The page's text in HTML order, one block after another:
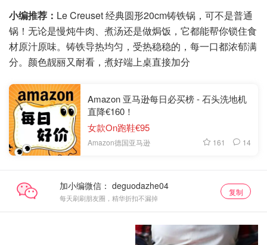
小编推荐： Le Creuset 经典圆形20cm铸铁锅，可不是普通
锅！无论是慢炖牛肉、煮汤还是做焗饭，它都能帮你锁住食
材原汁原味。铸铁导热均匀，受热稳稳的，每一口都浓郁满
分。颜色靓丽又耐看，煮好端上桌直接加分
Amazon 亚马逊每日必买榜 - 石头洗地机
直降€160！
女款On跑鞋€95
Amazon德国亚马逊 161 14
加小编微信：
每天刷刷朋友圈，精华折扣不漏掉
复制